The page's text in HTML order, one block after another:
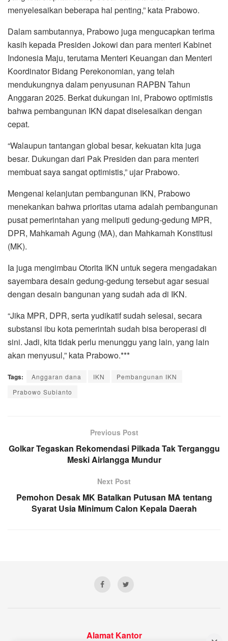
menyelesaikan beberapa hal penting,” kata Prabowo.
Dalam sambutannya, Prabowo juga mengucapkan terima
kasih kepada Presiden Jokowi dan para menteri Kabinet
Indonesia Maju, terutama Menteri Keuangan dan Menteri
Koordinator Bidang Perekonomian, yang telah
mendukungnya dalam penyusunan RAPBN Tahun
Anggaran 2025. Berkat dukungan ini, Prabowo optimistis
bahwa pembangunan IKN dapat diselesaikan dengan
cepat.
“Walaupun tantangan global besar, kekuatan kita juga
besar. Dukungan dari Pak Presiden dan para menteri
membuat saya sangat optimistis,” ujar Prabowo.
Mengenai kelanjutan pembangunan IKN, Prabowo
menekankan bahwa prioritas utama adalah pembangunan
pusat pemerintahan yang meliputi gedung-gedung MPR,
DPR, Mahkamah Agung (MA), dan Mahkamah Konstitusi
(MK).
Ia juga mengimbau Otorita IKN untuk segera mengadakan
sayembara desain gedung-gedung tersebut agar sesuai
dengan desain bangunan yang sudah ada di IKN.
“Jika MPR, DPR, serta yudikatif sudah selesai, secara
substansi ibu kota pemerintah sudah bisa beroperasi di
sini. Jadi, kita tidak perlu menunggu yang lain, yang lain
akan menyusul,” kata Prabowo.***
Tags: Anggaran dana IKN
Pembangunan IKN
Prabowo Subianto
Previous Post
Golkar Tegaskan Rekomendasi Pilkada Tak Terganggu
Meski Airlangga Mundur
Next Post
Pemohon Desak MK Batalkan Putusan MA tentang
Syarat Usia Minimum Calon Kepala Daerah
Alamat Kantor